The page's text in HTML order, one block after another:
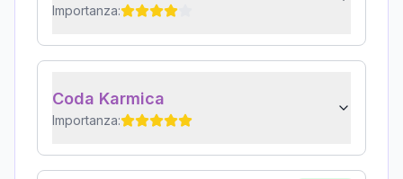
Importanza:
Coda Karmica
Importanza: